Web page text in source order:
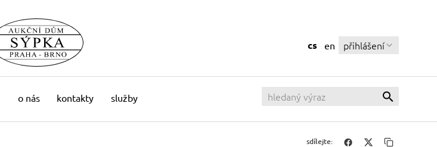
o nás kontakty služby
cs en přihlášení
sdílejte: